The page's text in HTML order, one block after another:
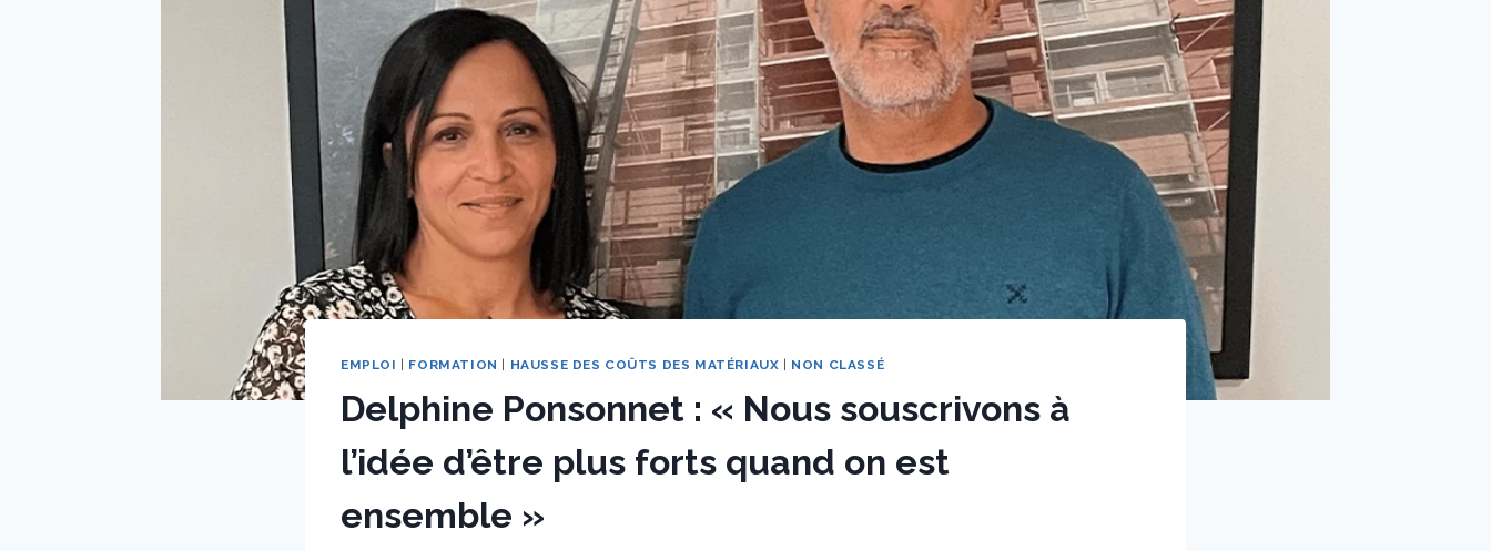
EMPLOI FORMATION HAUSSE DES COÛTS DES MATÉRIAUX NON CLASSÉ
Delphine Ponsonnet : « Nous souscrivons à
l’idée d’être plus forts quand on est
ensemble »